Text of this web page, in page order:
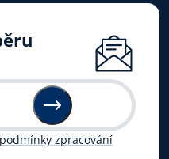
podmínky zpracování